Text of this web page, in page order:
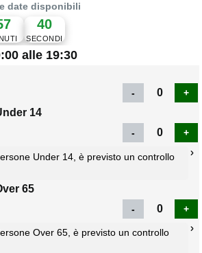
date disponibili
39
SECONDI
alle 19:30
14
65